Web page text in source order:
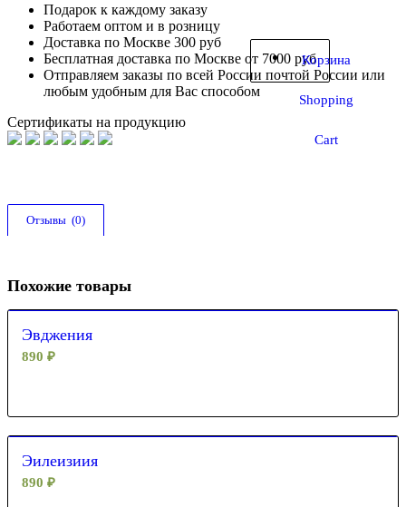
Корзина
Shopping
Cart
Подарок к каждому заказу
Работаем оптом и в розницу
Доставка по Москве 300 руб
Бесплатная доставка по Москве от 7000 руб
Отправляем заказы по всей России почтой России или
любым удобным для Вас способом
Сертификаты на продукцию
Отзывы  (0)
Похожие товары
Эвджения
890 ₽
Эилеизиия
890 ₽